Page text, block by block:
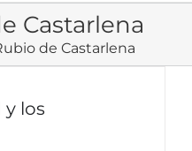
Castarlena
de Castarlena
y los